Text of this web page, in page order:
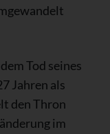
Tod seines
Jahren als
den Thron
im